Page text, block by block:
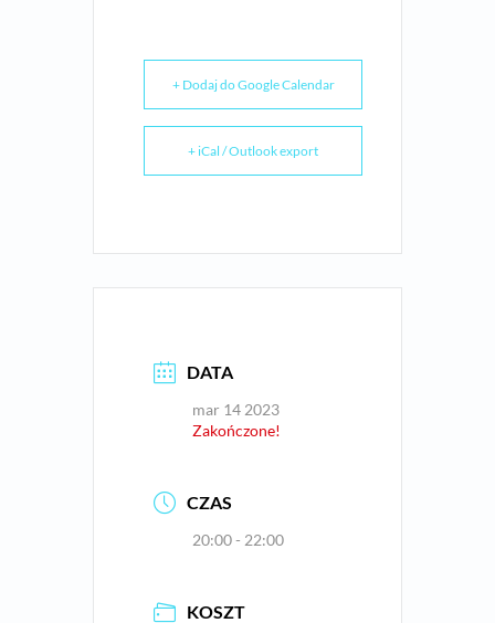
+ Dodaj do Google Calendar
+ iCal / Outlook export
DATA
mar 14 2023
Zakończone!
CZAS
20:00 - 22:00
KOSZT